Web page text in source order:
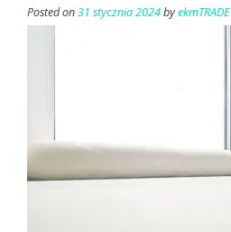
Posted on31 stycznia 2024byekmTRADE